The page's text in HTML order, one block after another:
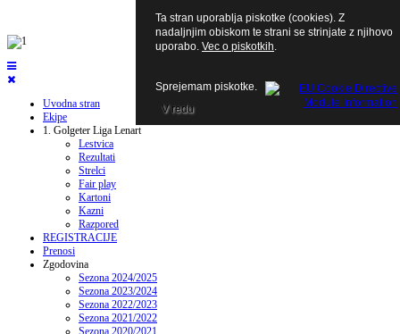
Uvodna stran
Ekipe
1. Golgeter Liga Lenart
Lestvica
Rezultati
Strelci
Fair play
Kartoni
Kazni
Razpored
REGISTRACIJE
Prenosi
Zgodovina
Sezona 2024/2025
Sezona 2023/2024
Sezona 2022/2023
Sezona 2021/2022
Sezona 2020/2021
Ta stran uporablja piskotke (cookies). Z
nadaljnjim obiskom te strani se strinjate z njihovo
uporabo. Vec o piskotkih.
Sprejemam piskotke.
V redu